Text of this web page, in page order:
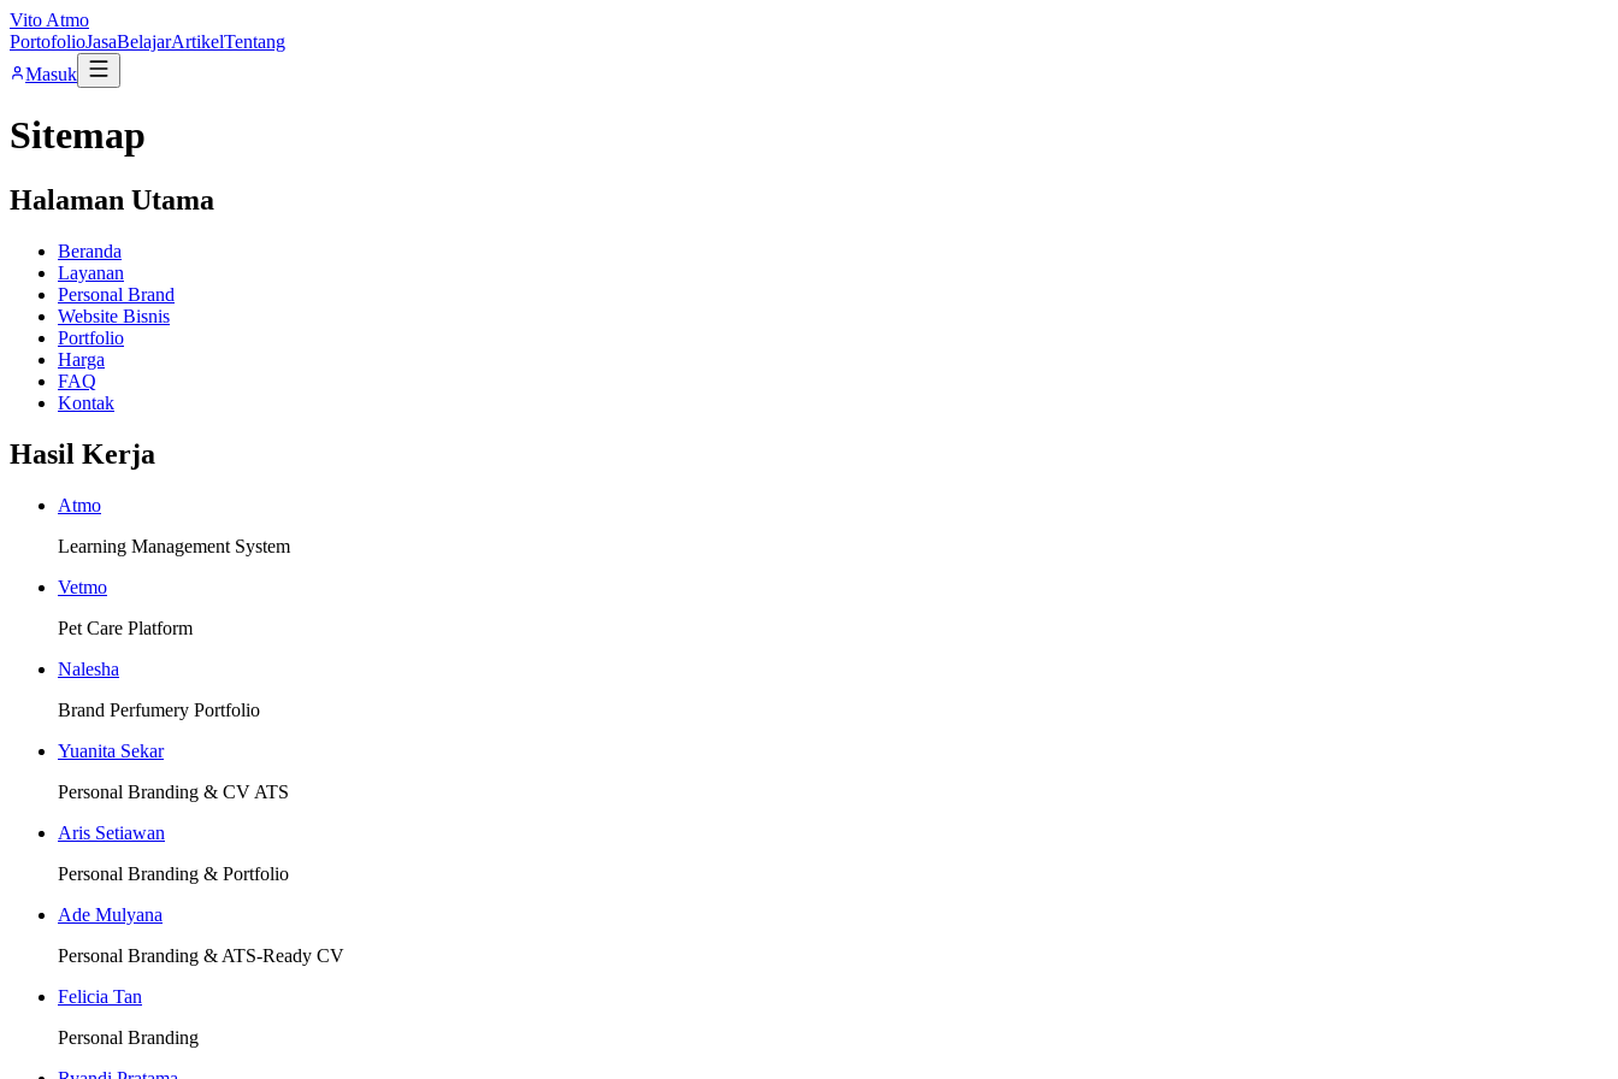
Vito Atmo
PortofolioJasaBelajarArtikelTentang
Masuk
Sitemap
Halaman Utama
Beranda
Layanan
Personal Brand
Website Bisnis
Portfolio
Harga
FAQ
Kontak
Hasil Kerja
Atmo
Learning Management System
Vetmo
Pet Care Platform
Nalesha
Brand Perfumery Portfolio
Yuanita Sekar
Personal Branding & CV ATS
Aris Setiawan
Personal Branding & Portfolio
Ade Mulyana
Personal Branding & ATS-Ready CV
Felicia Tan
Personal Branding